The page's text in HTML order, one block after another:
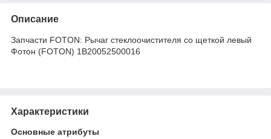
Описание
Запчасти FOTON: Рычаг стеклоочистителя со щеткой левый
Фотон (FOTON) 1B20052500016
Характеристики
Основные атрибуты